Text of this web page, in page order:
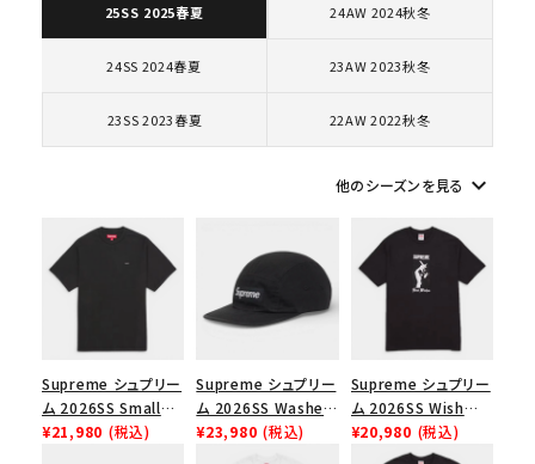
2026SS
Tシャツ・ロングスリーブ
コラボレーションブランドから探す
シーズンから探す
並び順
25SS 2025春夏 24AW 2024秋冬
24SS 2024春夏 23AW 2023秋冬
23SS 2023春夏 22AW 2022秋冬
他のシーズンを見る keyboard_arrow_down
Supreme シュプリー
ム 2026SS Small
Box Tee スモールボ
¥21,980 (税込)
Supreme シュプリー
ム 2026SS Washed
Chino Twill Camp
¥23,980 (税込)
Supreme シュプリー
ム 2026SS Wish
Tee ウィッシュTシ
ャツ ブラック
¥20,980 (税込)